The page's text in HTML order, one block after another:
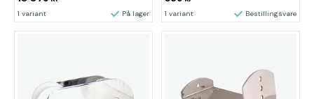
1 variant På lager 1 variant Bestillingsvare